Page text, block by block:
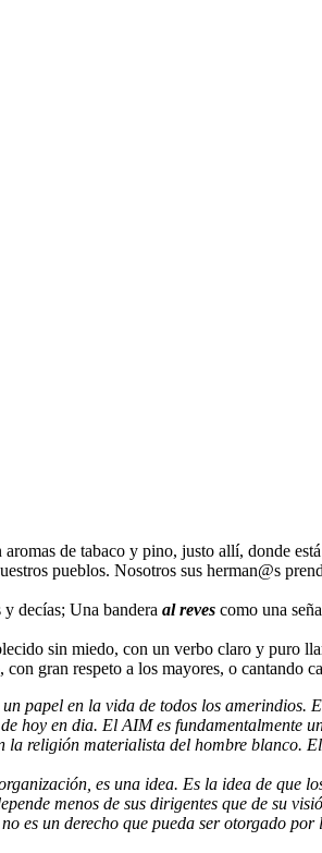
de tabaco y pino, justo allí, donde
pueblos. Nosotros sus herman@s
decías; Una bandera al reves como una
sin miedo, con un verbo claro y puro
gran respeto a los mayores, o cantando
papel en la vida de todos los amerindios.
hoy en dia. El AIM es fundamentalmente
religión materialista del hombre blanco.
es una idea. Es la idea de que
menos de sus dirigentes que de su
es un derecho que pueda ser otorgado